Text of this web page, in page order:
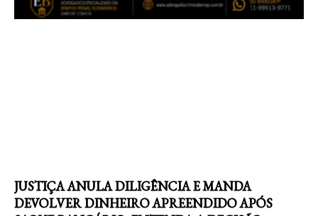
JUSTIÇA ANULA DILIGÊNCIA E MANDA
DEVOLVER DINHEIRO APREENDIDO APÓS